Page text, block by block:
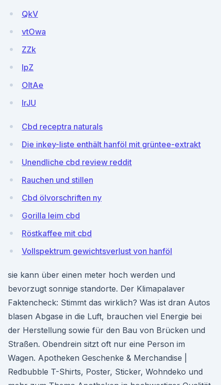
QkV
vtOwa
ZZk
lpZ
OItAe
IrJU
Cbd receptra naturals
Die inkey-liste enthält hanföl mit grüntee-extrakt
Unendliche cbd review reddit
Rauchen und stillen
Cbd ölvorschriften ny
Gorilla leim cbd
Röstkaffee mit cbd
Vollspektrum gewichtsverlust von hanföl
sie kann über einen meter hoch werden und
bevorzugt sonnige standorte. Der Klimapalaver
Faktencheck: Stimmt das wirklich? Was ist dran Autos
blasen Abgase in die Luft, brauchen viel Energie bei
der Herstellung sowie für den Bau von Brücken und
Straßen. Obendrein sitzt oft nur eine Person im
Wagen. Apotheken Geschenke & Merchandise |
Redbubble T-Shirts, Poster, Sticker, Wohndeko und